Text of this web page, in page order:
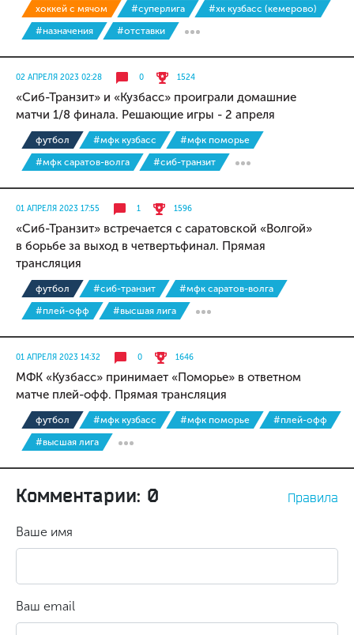
хоккей с мячом #суперлига
#хк кузбасс (кемерово)
#назначения
#отставки
02 АПРЕЛЯ 2023 02:28 0 1524
«Сиб-Транзит» и «Кузбасс» проиграли домашние
матчи 1/8 финала. Решающие игры - 2 апреля
футбол #мфк кузбасс
#мфк поморье
#мфк саратов-волга
#сиб-транзит
01 АПРЕЛЯ 2023 17:55 1 1596
«Сиб-Транзит» встречается с саратовской «Волгой»
в борьбе за выход в четвертьфинал. Прямая
трансляция
футбол #сиб-транзит
#мфк саратов-волга
#плей-офф
#высшая лига
01 АПРЕЛЯ 2023 14:32 0 1646
МФК «Кузбасс» принимает «Поморье» в ответном
матче плей-офф. Прямая трансляция
футбол #мфк кузбасс #мфк поморье
#плей-офф
#высшая лига
Комментарии: 0 Правила
Ваше имя
Ваш email